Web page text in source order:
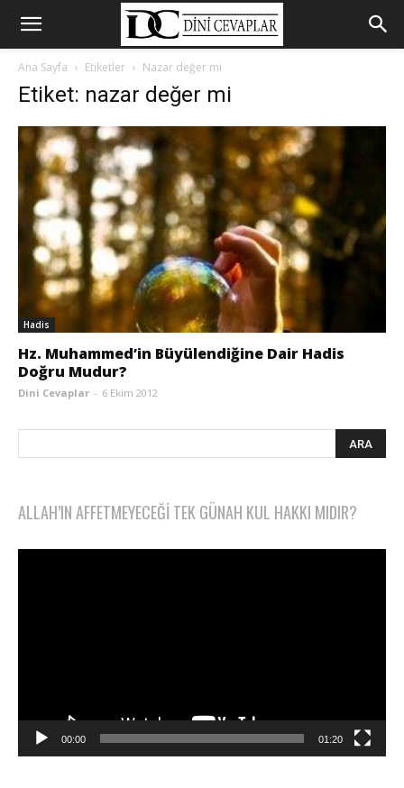
Ana Sayfa Etiketler Nazar değer mi
Etiket: nazar değer mi
Hadis
Hz. Muhammed’in Büyülendiğine Dair Hadis
Doğru Mudur?
Dini Cevaplar - 6 Ekim 2012
ALLAH’IN AFFETMEYECEĞI TEK GÜNAH KUL HAKKI MIDIR?
00:00 01:20